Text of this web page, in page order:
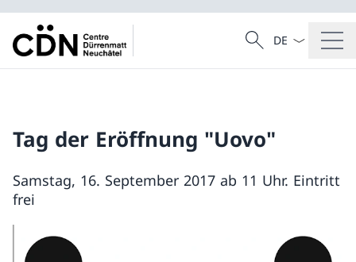
Suche
Suche
Sprach
Tag der Eröffnung "Uovo"
Samstag, 16. September 2017 ab 11 Uhr. Eintritt
frei